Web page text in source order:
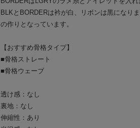
BLKとBORDERは衿が白、リボンは黒になり
の作りとなっています。
【おすすめ骨格タイプ】
■骨格ストレート
■骨格ウェーブ
透け感：なし
裏地：なし
伸縮性：あり